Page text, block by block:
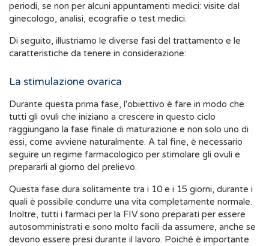
periodi, se non per alcuni appuntamenti medici: visite dal
ginecologo, analisi, ecografie o test medici.
Di seguito, illustriamo le diverse fasi del trattamento e le
caratteristiche da tenere in considerazione:
La stimulazione ovarica
Durante questa prima fase, l'obiettivo è fare in modo che
tutti gli ovuli che iniziano a crescere in questo ciclo
raggiungano la fase finale di maturazione e non solo uno di
essi, come avviene naturalmente. A tal fine, è necessario
seguire un regime farmacologico per stimolare gli ovuli e
prepararli al giorno del prelievo.
Questa fase dura solitamente tra i 10 e i 15 giorni, durante i
quali è possibile condurre una vita completamente normale.
Inoltre, tutti i farmaci per la FIV sono preparati per essere
autosomministrati e sono molto facili da assumere, anche se
devono essere presi durante il lavoro. Poiché è importante